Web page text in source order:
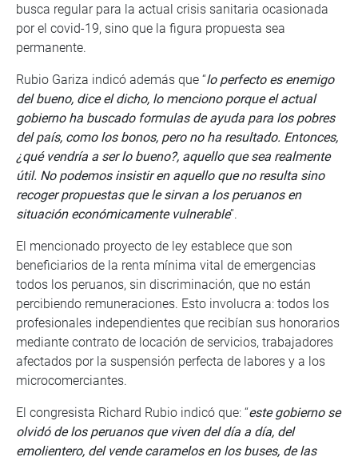
busca regular para la actual crisis sanitaria ocasionada
por el covid-19, sino que la figura propuesta sea
permanente.
Rubio Gariza indicó además que “lo perfecto es enemigo
del bueno, dice el dicho, lo menciono porque el actual
gobierno ha buscado formulas de ayuda para los pobres
del país, como los bonos, pero no ha resultado. Entonces,
¿qué vendría a ser lo bueno?, aquello que sea realmente
útil. No podemos insistir en aquello que no resulta sino
recoger propuestas que le sirvan a los peruanos en
situación económicamente vulnerable”.
El mencionado proyecto de ley establece que son
beneficiarios de la renta mínima vital de emergencias
todos los peruanos, sin discriminación, que no están
percibiendo remuneraciones. Esto involucra a: todos los
profesionales independientes que recibían sus honorarios
mediante contrato de locación de servicios, trabajadores
afectados por la suspensión perfecta de labores y a los
microcomerciantes.
El congresista Richard Rubio indicó que: “este gobierno se
olvidó de los peruanos que viven del día a día, del
emolientero, del vende caramelos en los buses, de las